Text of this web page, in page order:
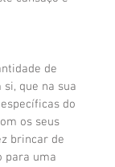
de
que na sua
do
os seus
brincar de
para uma